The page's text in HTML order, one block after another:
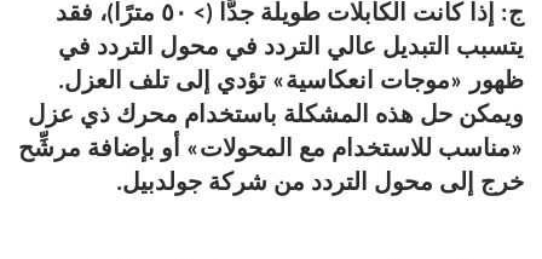
ج: إذا كانت الكابلات طويلة جدًّا (> ٥٠ مترًا)، فقد
يتسبب التبديل عالي التردد في محول التردد في
ظهور «موجات انعكاسية» تؤدي إلى تلف العزل.
ويمكن حل هذه المشكلة باستخدام محرك ذي عزل
«مناسب للاستخدام مع المحولات» أو بإضافة مرشِّح
خرج إلى محول التردد من شركة جولدبيل.